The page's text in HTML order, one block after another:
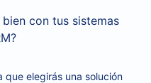
con tus sistemas
que elegirás una solución